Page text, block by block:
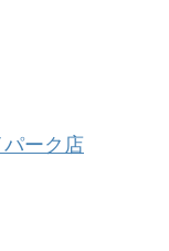
ーク店